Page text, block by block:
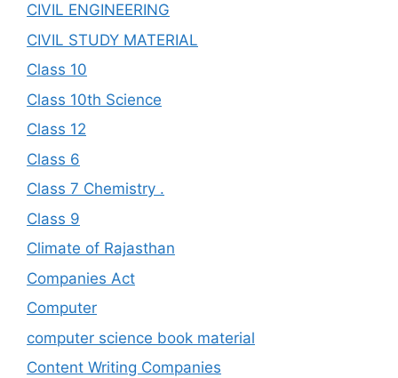
CIVIL ENGINEERING
CIVIL STUDY MATERIAL
Class 10
Class 10th Science
Class 12
Class 6
Class 7 Chemistry .
Class 9
Climate of Rajasthan
Companies Act
Computer
computer science book material
Content Writing Companies